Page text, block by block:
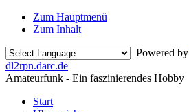
Zum Hauptmenü
Zum Inhalt
Powered by
dl2rpn.darc.de
Amateurfunk - Ein faszinierendes Hobby
Start